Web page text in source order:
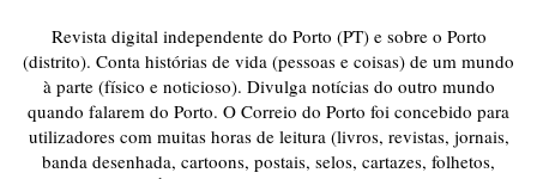
Revista digital independente do Porto (PT) e sobre o Porto
(distrito). Conta histórias de vida (pessoas e coisas) de um mundo
à parte (físico e noticioso). Divulga notícias do outro mundo
quando falarem do Porto. O Correio do Porto foi concebido para
utilizadores com muitas horas de leitura (livros, revistas, jornais,
banda desenhada, cartoons, postais, selos, cartazes, folhetos,